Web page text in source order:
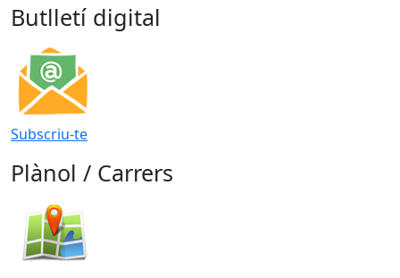
Butlletí digital
Subscriu-te
Plànol / Carrers